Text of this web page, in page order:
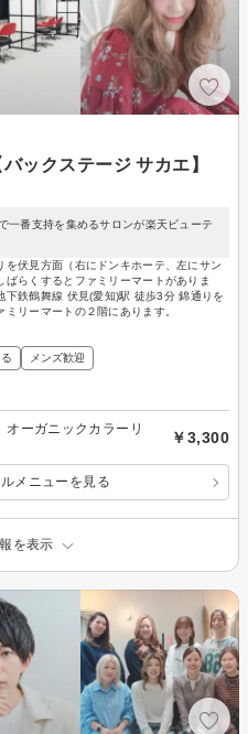
クステージ サカエ】
一番支持を集めるサロンが楽天ビューテ
伏見方面（右にドンキホーテ、左にサン
らくするとファミリーマートがありま
鉄鶴舞線 伏見(愛知)駅 徒歩3分 錦通りを
リーマートの２階にあります。
メンズ歓迎
オーガニックカラーリ
￥3,300
メニューを見る
を表示